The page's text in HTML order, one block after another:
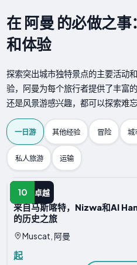
在 阿曼 的必做之
和体验
探索突出城市独特景点的主要活动
验，阿曼为每个旅行者提供了丰富
还是风景游感兴趣，都可以探索难
一日游 其他经验 冒险 城
私人旅游 运输
10 卓越
一日游
来自马斯喀特，Nizwa和Al
的历史之旅
Muscat, 阿曼
起